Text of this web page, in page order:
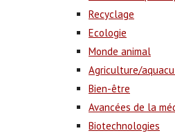
Recyclage
Ecologie
Monde animal
Agriculture/
Bien-être
Avancées de la
Biotechnologies